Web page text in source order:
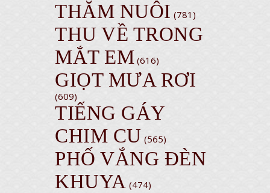
THĂM NUÔI (781)
THU VỀ TRONG
MẮT EM (616)
GIỌT MƯA RƠI
(609)
TIẾNG GÁY
CHIM CU (565)
PHỐ VẮNG ĐÈN
KHUYA (474)